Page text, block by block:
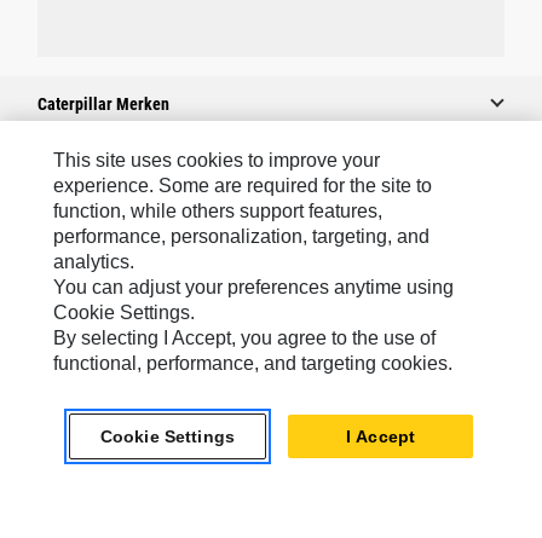
Caterpillar Merken
Caterpillar.com
Contact Caterpillar
Mijn Marketingvoorkeuren
Site Map
Cookie Settings
This site uses cookies to improve your
experience. Some are required for the site to
function, while others support features,
performance, personalization, targeting, and
analytics.
You can adjust your preferences anytime using
Cookie Settings.
By selecting I Accept, you agree to the use of
functional, performance, and targeting cookies.
Cookie Settings I Accept